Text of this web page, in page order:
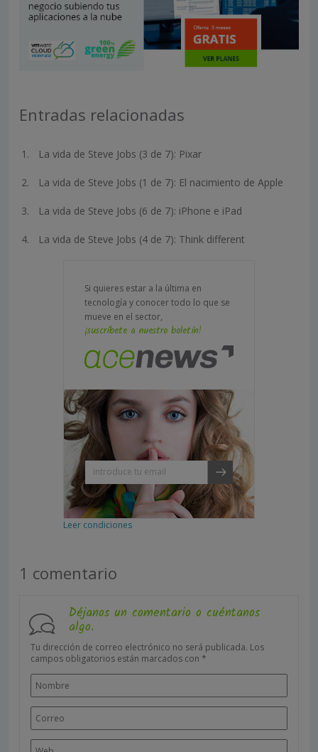
Entradas relacionadas
La vida de Steve Jobs (3 de 7): Pixar
La vida de Steve Jobs (1 de 7): El nacimiento de Apple
La vida de Steve Jobs (6 de 7): iPhone e iPad
La vida de Steve Jobs (4 de 7): Think different
Si quieres estar a la última en
tecnología y conocer todo lo que se
mueve en el sector,
¡suscríbete a nuestro boletín!
Leer condiciones
1 comentario
Déjanos un comentario o cuéntanos
algo.
Tu dirección de correo electrónico no será publicada. Los
campos obligatorios están marcados con *